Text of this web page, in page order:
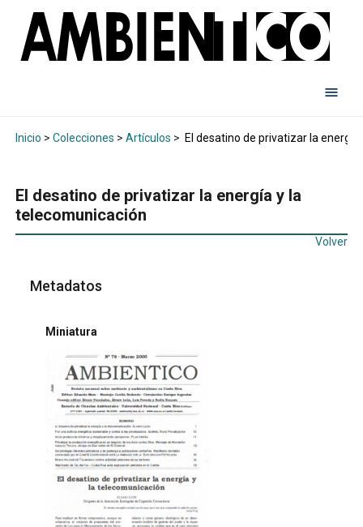
Inicio > Colecciones > Artículos > El desatino de privatizar la
El desatino de privatizar la energía y la
telecomunicación
Volver
Metadatos
Miniatura